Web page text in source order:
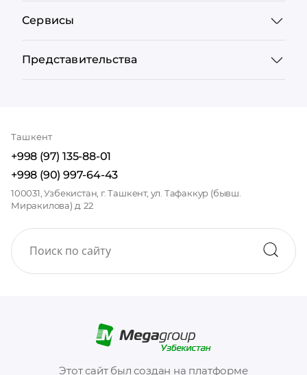
Этот сайт был создан на платформе
Сервисы
Представительства
Ташкент
+998 (97) 135-88-01
+998 (90) 997-64-43
100031, Узбекистан, г. Ташкент, ул. Тафаккур (бывш.
Миракилова) д. 22